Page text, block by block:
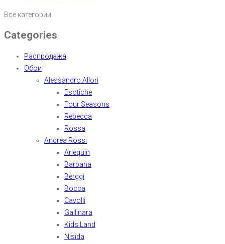
Все категории
Categories
Распродажа
Обои
Alessandro Allori
Esotiche
Four Seasons
Rebecca
Rossa
Andrea Rossi
Arlequin
Barbana
Berggi
Bocca
Cavolli
Gallinara
Kids Land
Nisida